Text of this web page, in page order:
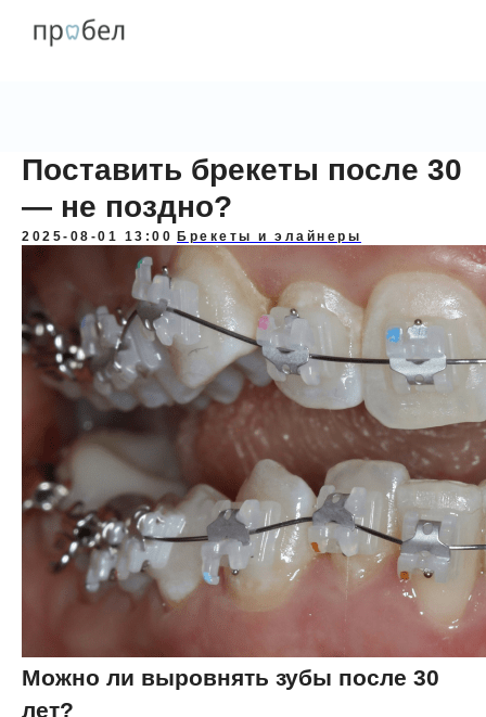
Поставить брекеты после 30
— не поздно?
2025-08-01 13:00 Брекеты и элайнеры
Можно ли выровнять зубы после 30
лет?